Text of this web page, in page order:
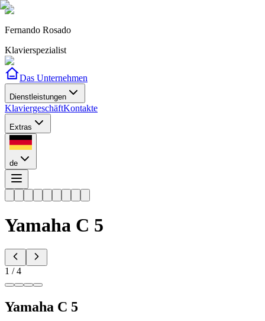
Fernando Rosado
Klavierspezialist
Das Unternehmen
Dienstleistungen
KlaviergeschäftKontakte
Extras
de
Yamaha C 5
1 /4
Yamaha C 5